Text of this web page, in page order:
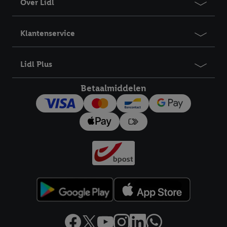
Over Lidl
Klantenservice
Lidl Plus
Betaalmiddelen